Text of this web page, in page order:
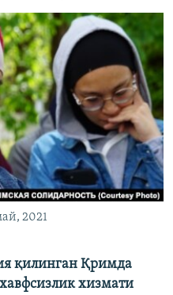
2021
қилинган Қримда
хизмати